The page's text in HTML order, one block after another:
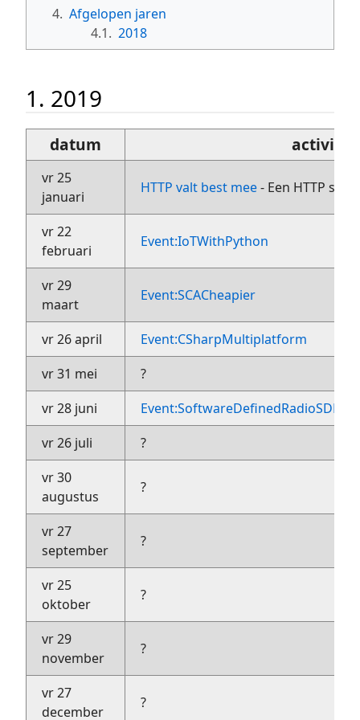
4. Afgelopen jaren
4.1. 2018
1. 2019
datum activiteit
vr 25
januari
HTTP valt best mee- Een HTTP
vr 22
februari
Event:IoTWithPython
vr 29
maart
Event:SCACheapier
vr 26 april
Event:CSharpMultiplatform
vr 31 mei
?
vr 28 juni
vr 26 juli
?
vr 30
augustus
?
vr 27
september
?
vr 25
oktober
?
vr 29
november
?
vr 27
december
?